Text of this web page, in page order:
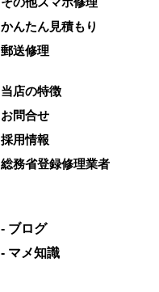
かんたん見積もり
郵送修理
当店の特徴
お問合せ
採用情報
総務省登録修理業者
ブログ
マメ知識